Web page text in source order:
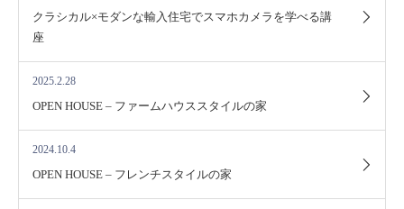
クラシカル×モダンな輸入住宅でスマホカメラを学べる講
座
2025.2.28
OPEN HOUSE – ファームハウススタイルの家
2024.10.4
OPEN HOUSE – フレンチスタイルの家